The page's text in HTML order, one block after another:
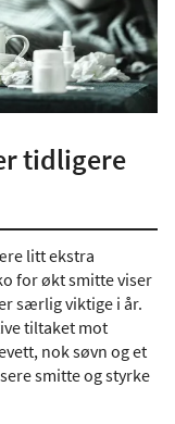
tidligere
litt ekstra
for økt smitte viser
særlig viktige i år.
tiltaket mot
nok søvn og et
smitte og styrke